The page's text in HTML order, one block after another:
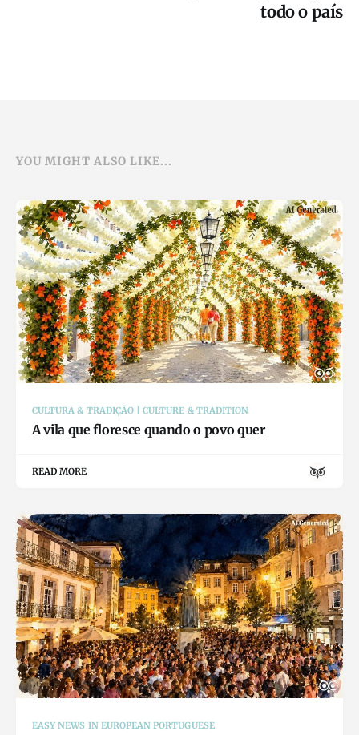
todo o país
YOU MIGHT ALSO LIKE...
CULTURA & TRADIÇÃO | CULTURE & TRADITION
A vila que floresce quando o povo quer
READ MORE
EASY NEWS IN EUROPEAN PORTUGUESE